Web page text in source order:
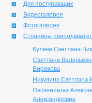
Для поступающих
Видеогалерея
Фотогалерея
Страницы
Кулёва Светлана
Светлана
Бирюкова
Никулина Светлана
Овсянникова
Александровна